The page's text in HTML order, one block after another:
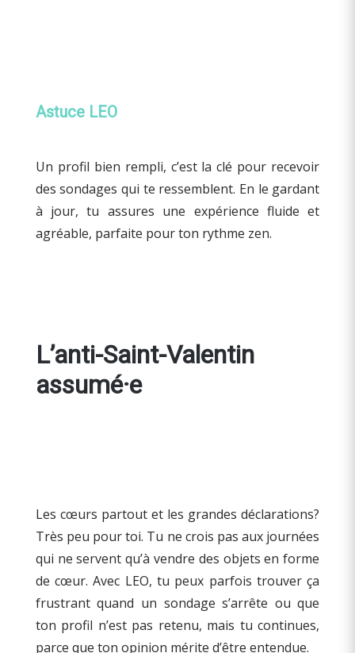
Astuce LEO
Un profil bien rempli, c’est la clé pour recevoir
des sondages qui te ressemblent. En le gardant
à jour, tu assures une expérience fluide et
agréable, parfaite pour ton rythme zen.
L’anti-Saint-Valentin
assumé·e
Les cœurs partout et les grandes déclarations?
Très peu pour toi. Tu ne crois pas aux journées
qui ne servent qu’à vendre des objets en forme
de cœur. Avec LEO, tu peux parfois trouver ça
frustrant quand un sondage s’arrête ou que
ton profil n’est pas retenu, mais tu continues,
parce que ton opinion mérite d’être entendue.